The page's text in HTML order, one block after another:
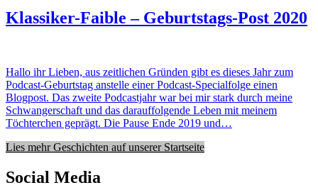
Klassiker-Faible – Geburtstags-Post 2020
Hallo ihr Lieben, aus zeitlichen Gründen gibt es dieses Jahr zum
Podcast-Geburtstag anstelle einer Podcast-Specialfolge einen
Blogpost. Das zweite Podcastjahr war bei mir stark durch meine
Schwangerschaft und das darauffolgende Leben mit meinem
Töchterchen geprägt. Die Pause Ende 2019 und…
Lies mehr Geschichten auf unserer Startseite
Social Media